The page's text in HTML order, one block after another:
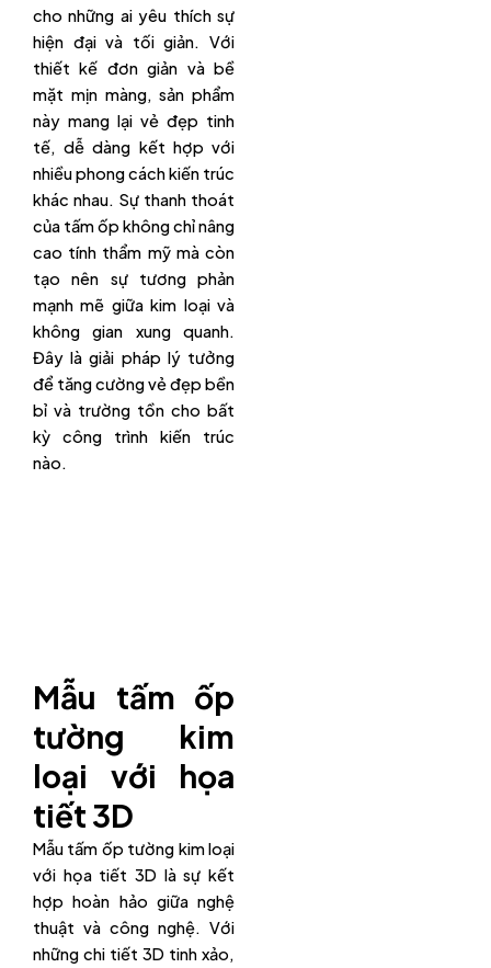
cho những ai yêu thích sự
hiện đại và tối giản. Với
thiết kế đơn giản và bề
mặt mịn màng, sản phẩm
này mang lại vẻ đẹp tinh
tế, dễ dàng kết hợp với
nhiều phong cách kiến trúc
khác nhau. Sự thanh thoát
của tấm ốp không chỉ nâng
cao tính thẩm mỹ mà còn
tạo nên sự tương phản
mạnh mẽ giữa kim loại và
không gian xung quanh.
Đây là giải pháp lý tưởng
để tăng cường vẻ đẹp bền
bỉ và trường tồn cho bất
kỳ công trình kiến trúc
nào.
Mẫu tấm ốp
tường kim
loại với họa
tiết 3D
Mẫu tấm ốp tường kim loại
với họa tiết 3D là sự kết
hợp hoàn hảo giữa nghệ
thuật và công nghệ. Với
những chi tiết 3D tinh xảo,